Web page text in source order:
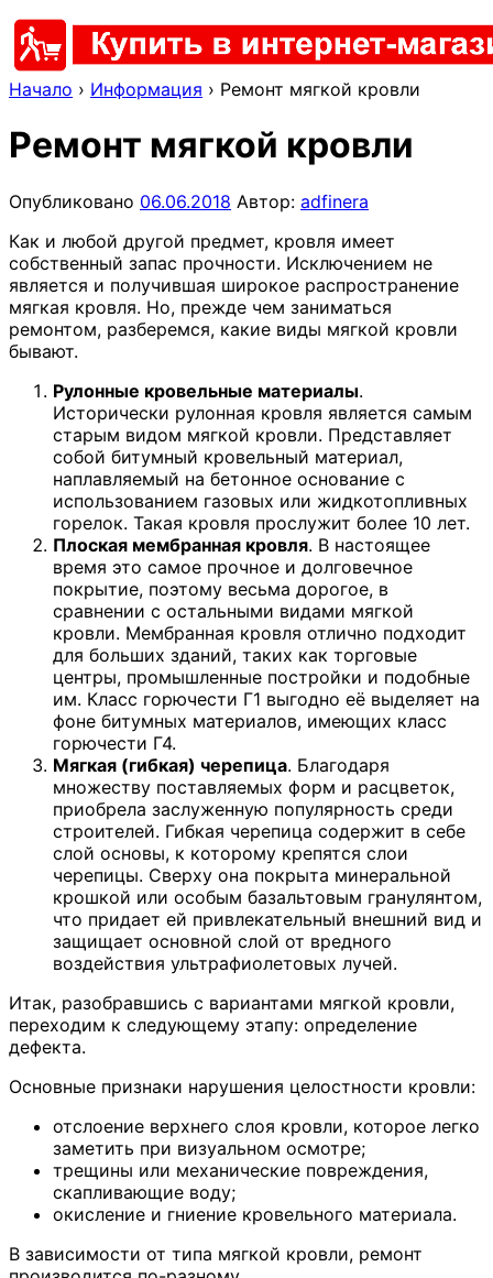
Начало › Информация › Ремонт мягкой кровли
Ремонт мягкой кровли
Опубликовано 06.06.2018 Автор: adfinera
Как и любой другой предмет, кровля имеет
собственный запас прочности. Исключением не
является и получившая широкое распространение
мягкая кровля. Но, прежде чем заниматься
ремонтом, разберемся, какие виды мягкой кровли
бывают.
Рулонные кровельные материалы.
Исторически рулонная кровля является самым
старым видом мягкой кровли. Представляет
собой битумный кровельный материал,
наплавляемый на бетонное основание с
использованием газовых или жидкотопливных
горелок. Такая кровля прослужит более 10 лет.
Плоская мембранная кровля. В настоящее
время это самое прочное и долговечное
покрытие, поэтому весьма дорогое, в
сравнении с остальными видами мягкой
кровли. Мембранная кровля отлично подходит
для больших зданий, таких как торговые
центры, промышленные постройки и подобные
им. Класс горючести Г1 выгодно её выделяет на
фоне битумных материалов, имеющих класс
горючести Г4.
Мягкая (гибкая) черепица. Благодаря
множеству поставляемых форм и расцветок,
приобрела заслуженную популярность среди
строителей. Гибкая черепица содержит в себе
слой основы, к которому крепятся слои
черепицы. Сверху она покрыта минеральной
крошкой или особым базальтовым гранулянтом,
что придает ей привлекательный внешний вид и
защищает основной слой от вредного
воздействия ультрафиолетовых лучей.
Итак, разобравшись с вариантами мягкой кровли,
переходим к следующему этапу: определение
дефекта.
Основные признаки нарушения целостности кровли:
отслоение верхнего слоя кровли, которое легко
заметить при визуальном осмотре;
трещины или механические повреждения,
скапливающие воду;
окисление и гниение кровельного материала.
В зависимости от типа мягкой кровли, ремонт